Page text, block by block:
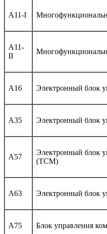
A11-I
A11-
II
A16 Электронный блок
A35 Электронный блок
A57
Электронный блок
(TCM)
A63 Электронный блок
A75 Блок управления